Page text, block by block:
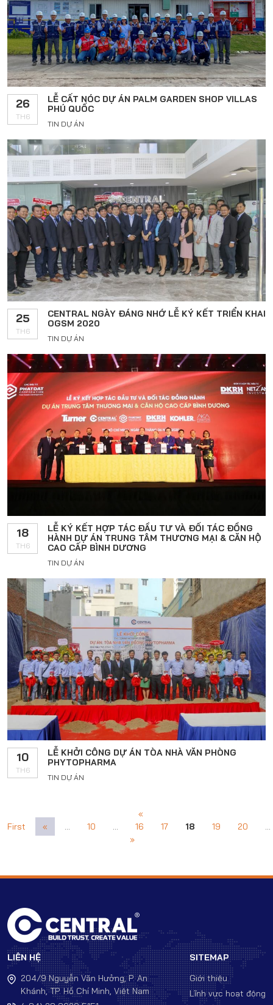
26
TH6
LỄ CẤT NÓC DỰ ÁN PALM GARDEN SHOP VILLAS
PHÚ QUỐC
TIN DỰ ÁN
25
TH6
CENTRAL NGÀY ĐÁNG NHỚ LỄ KÝ KẾT TRIỂN KHAI
OGSM 2020
TIN DỰ ÁN
18
TH6
LỄ KÝ KẾT HỢP TÁC ĐẦU TƯ VÀ ĐỐI TÁC ĐỒNG
HÀNH DỰ ÁN TRUNG TÂM THƯƠNG MẠI & CĂN HỘ
CAO CẤP BÌNH DƯƠNG
TIN DỰ ÁN
10
TH6
LỄ KHỞI CÔNG DỰ ÁN TÒA NHÀ VĂN PHÒNG
PHYTOPHARMA
TIN DỰ ÁN
«
First
« ... 10 ... 16 17 18 19 20
...
»
LIÊN HỆ
204/9 Nguyễn Văn Hưởng, P. An
Khánh, TP. Hồ Chí Minh, Việt Nam
SITEMAP
Giới thiệu
Lĩnh vực hoạt động